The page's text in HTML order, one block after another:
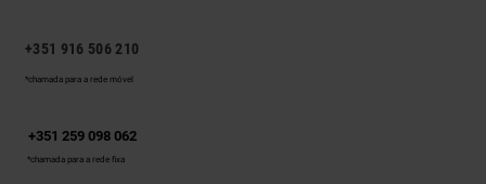
+351 916 506 210
*chamada para a rede móvel
+351 259 098 062
*chamada para a rede fixa